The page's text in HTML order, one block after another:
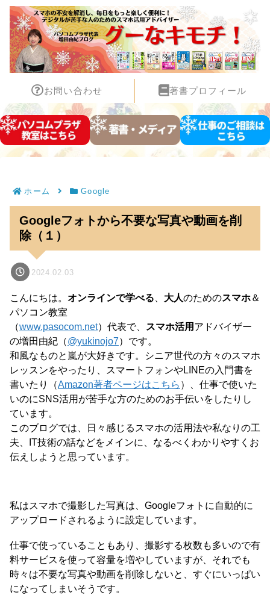
お問い合わせ 著書プロフィール
ホーム Google
Googleフォトから不要な写真や動画を削
除（１）
2024.02.03
こんにちは。 オンラインで学べる 大人のためのスマホ＆
パソコン教室
（www.pasocom.net）代表で、 スマホ活用 アドバイザー
の増田由紀（@yukinojo7）です。
和風なものと嵐が大好きです。シニア世代の方々のスマホ
レッスンをやったり、スマートフォンやLINEの入門書を
書いたり（Amazon著者ページはこちら ）、仕事で使いた
いのにSNS活用が苦手な方のためのお手伝いをしたりし
ています。
このブログでは、日々感じるスマホの活用法や私なりの工
夫、IT技術の話などをメインに、なるべくわかりやすくお
伝えしようと思っています。
私はスマホで撮影した写真は、Googleフォトに自動的に
アップロードされるように設定しています。
仕事で使っていることもあり、撮影する枚数も多いので有
料サービスを使って容量を増やしていますが、それでも
時々は不要な写真や動画を削除しないと、すぐにいっぱい
になってしまいそうです。